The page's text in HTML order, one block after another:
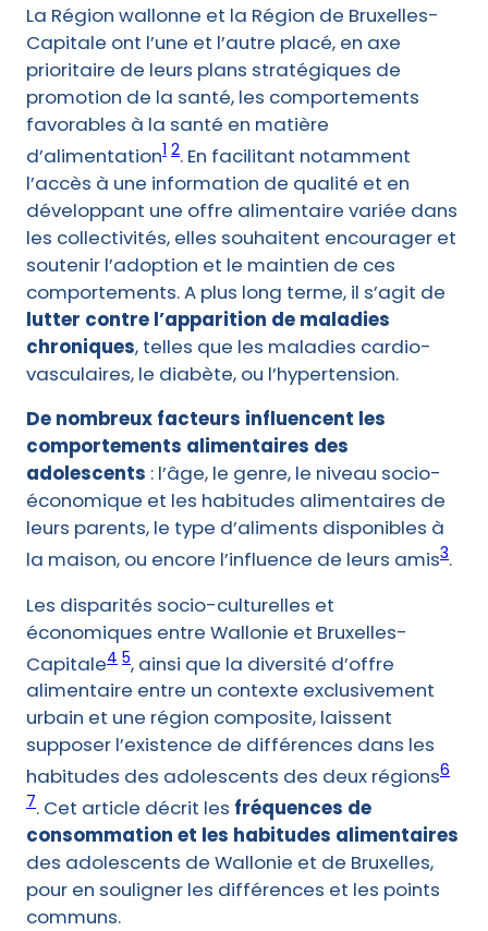
La Région wallonne et la Région de Bruxelles-
Capitale ont l’une et l’autre placé, en axe
prioritaire de leurs plans stratégiques de
promotion de la santé, les comportements
favorables à la santé en matière
d’alimentation1 2. En facilitant notamment
l’accès à une information de qualité et en
développant une offre alimentaire variée dans
les collectivités, elles souhaitent encourager et
soutenir l’adoption et le maintien de ces
comportements. A plus long terme, il s’agit de
lutter contre l’apparition de maladies
chroniques, telles que les maladies cardio-
vasculaires, le diabète, ou l’hypertension.
De nombreux facteurs influencent les
comportements alimentaires des
adolescents : l’âge, le genre, le niveau socio-
économique et les habitudes alimentaires de
leurs parents, le type d’aliments disponibles à
la maison, ou encore l’influence de leurs amis3.
Les disparités socio-culturelles et
économiques entre Wallonie et Bruxelles-
Capitale4 5, ainsi que la diversité d’offre
alimentaire entre un contexte exclusivement
urbain et une région composite, laissent
supposer l’existence de différences dans les
habitudes des adolescents des deux régions6
7. Cet article décrit les fréquences de
consommation et les habitudes alimentaires
des adolescents de Wallonie et de Bruxelles,
pour en souligner les différences et les points
communs.